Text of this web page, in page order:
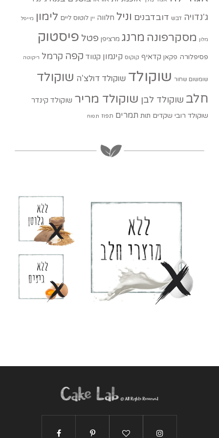
ג'נדויה דבש דובדבנים וניל חלווה יין לוטוס ליים לימון מייפל
מלון מסקרפונה מרנג מרציפן פטל פיסטוק
פסיפלורה פקאן קדאיף קוקוס קינמון קנווד קפה קרמל ריקוטה
שומשום שחור שוקולד שוקולד דולצ'ה שוקולד
חלב שוקולד לבן שוקולד מריר שוקולד קינדר
שוקולד רובי שקדים תות תמרים תפוז תפוח